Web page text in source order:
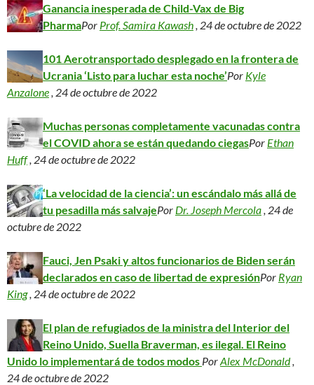
Ganancia inesperada de Child-Vax de Big
PharmaPor Prof. Samira Kawash, 24 de octubre de 2022
101 Aerotransportado desplegado en la frontera de
Ucrania ‘Listo para luchar esta noche’Por Kyle
Anzalone, 24 de octubre de 2022
Muchas personas completamente vacunadas contra
el COVID ahora se están quedando ciegasPor Ethan
Huff, 24 de octubre de 2022
‘La velocidad de la ciencia’: un escándalo más allá de
tu pesadilla más salvajePor Dr. Joseph Mercola, 24 de
octubre de 2022
Fauci, Jen Psaki y altos funcionarios de Biden serán
declarados en caso de libertad de expresiónPor Ryan
King, 24 de octubre de 2022
El plan de refugiados de la ministra del Interior del
Reino Unido, Suella Braverman, es ilegal. El Reino
Unido lo implementará de todos modos PorAlex McDonald,
24 de octubre de 2022